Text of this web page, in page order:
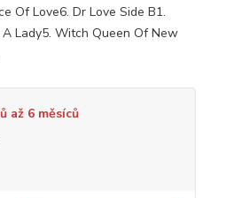
Of Love6. Dr Love Side B1.
A Lady5. Witch Queen Of New
až 6 měsíců